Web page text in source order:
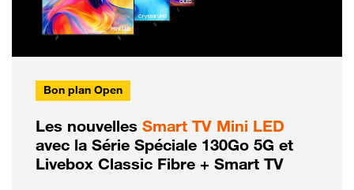
Bon plan Open
Les nouvelles Smart TV Mini LED
avec la Série Spéciale 130Go 5G et
Livebox Classic Fibre + Smart TV